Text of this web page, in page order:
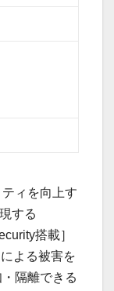
ィを向上す
する
搭載］
よる被害を
隔離できる